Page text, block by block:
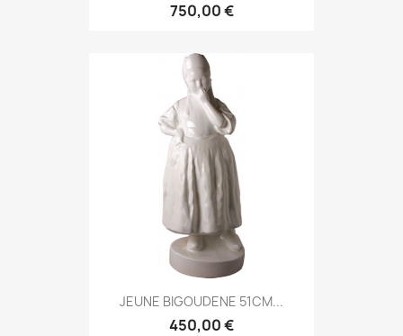
750,00 €
JEUNE BIGOUDENE 51CM...
450,00 €